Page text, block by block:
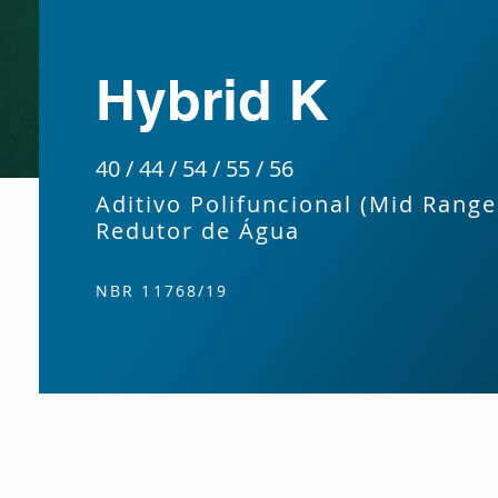
Hybrid K
40 / 44 / 54 / 55 / 56
Aditivo Polifuncional (Mid
Redutor de Água
NBR 11768/19